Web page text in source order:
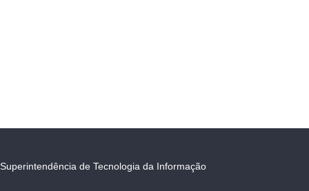
Superintendência de Tecnologia da Informação